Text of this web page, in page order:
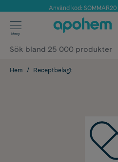
Årets Butik 2025
Använd kod:
✓ Fri
✓ Poäng på
Meny
Hem Receptbelagt